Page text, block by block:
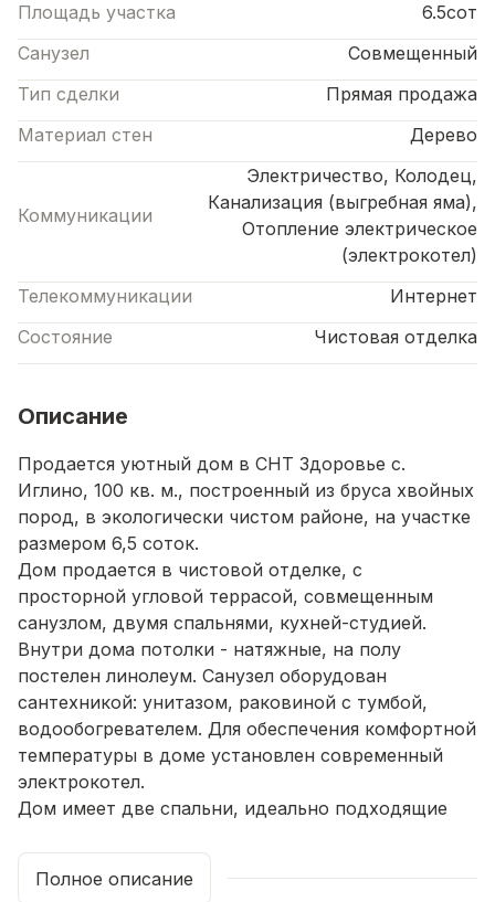
Площадь участка
6.5сот
Санузел
Совмещенный
Тип сделки
Прямая продажа
Материал стен
Дерево
Коммуникации
Электричество, Колодец,
Канализация (выгребная яма),
Отопление электрическое
(электрокотел)
Телекоммуникации
Интернет
Состояние
Чистовая отделка
Описание
Продается уютный дом в СНТ Здоровье с.
Иглино, 100 кв. м., построенный из бруса хвойных
пород, в экологически чистом районе, на участке
размером 6,5 соток.
Дом продается в чистовой отделке, с
просторной угловой террасой, совмещенным
санузлом, двумя спальнями, кухней-студией.
Внутри дома потолки - натяжные, на полу
постелен линолеум. Санузел оборудован
сантехникой: унитазом, раковиной с тумбой,
водообогревателем. Для обеспечения комфортной
температуры в доме установлен современный
электрокотел.
Дом имеет две спальни, идеально подходящие
идеальным местом для приема гостей и
проведения семейных обедов. С большой угловой
Полное описание